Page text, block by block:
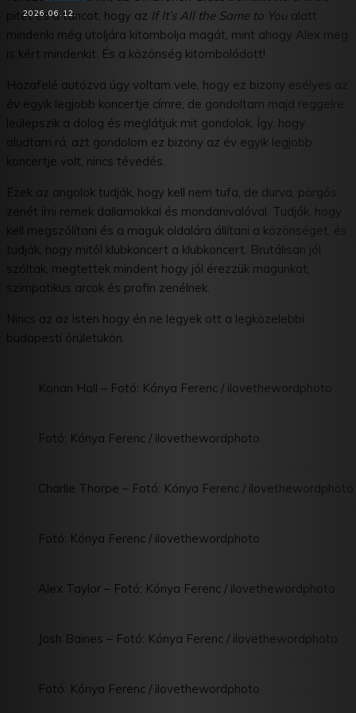
2026.06.12.
Facebook X WhatsApp
pitet és a táncot, hogy az If It’s All the Same to You alatt
mindenki még utoljára kitombolja magát, mint ahogy Alex meg
is kért mindenkit. És a közönség kitombolódott!
Hazafelé autózva úgy voltam vele, hogy ez bizony esélyes az
év egyik legjobb koncertje címre, de gondoltam majd reggelre
leülepszik a dolog és meglátjuk mit gondolok. Így, hogy
aludtam rá, azt gondolom ez bizony az év egyik legjobb
koncertje volt, nincs tévedés.
Ezek az angolok tudják, hogy kell nem tufa, de durva, pörgős
zenét írni remek dallamokkal és mondanivalóval. Tudják, hogy
kell megszólítani és a maguk oldalára állítani a közönséget, és
tudják, hogy mitől klubkoncert a klubkoncert. Brutálisan jól
szóltak, megtettek mindent hogy jól érezzük magunkat,
szimpatikus arcok és profin zenélnek.
Nincs az az isten hogy én ne legyek ott a legközelebbi
budapesti őrületükön.
Konan Hall – Fotó: Kónya Ferenc / ilovethewordphoto
Fotó: Kónya Ferenc / ilovethewordphoto
Charlie Thorpe – Fotó: Kónya Ferenc / ilovethewordphoto
Fotó: Kónya Ferenc / ilovethewordphoto
Alex Taylor – Fotó: Kónya Ferenc / ilovethewordphoto
Josh Baines – Fotó: Kónya Ferenc / ilovethewordphoto
Fotó: Kónya Ferenc / ilovethewordphoto